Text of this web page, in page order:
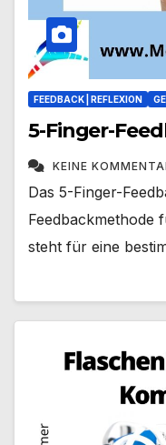
FEEDBACK | REFLEXION
5-Finger-
KEINE
Das 5-Finger-
Feedbackmethode
steht für eine